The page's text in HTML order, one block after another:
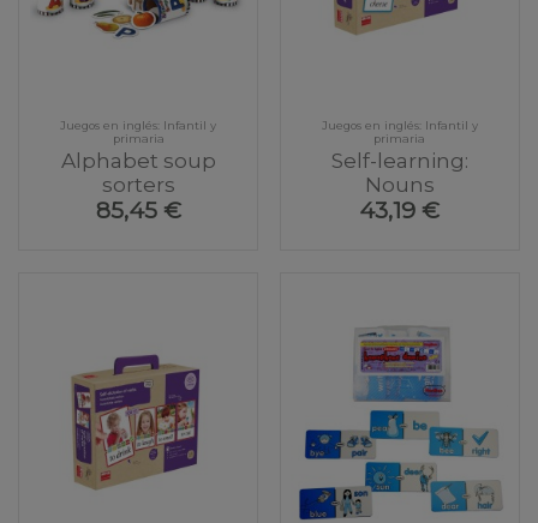
Juegos en inglés: Infantil y
primaria
Alphabet soup
sorters
85,45 €
Juegos en inglés: Infantil y
primaria
Self-learning:
Nouns
43,19 €